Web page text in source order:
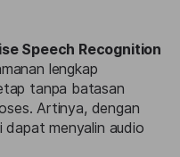
Speech Recognition
lengkap
tanpa batasan
Artinya, dengan
dapat menyalin audio